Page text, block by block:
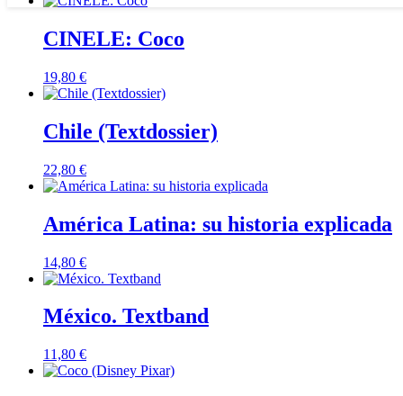
CINELE: Coco
19,80 €
Chile (Textdossier)
22,80 €
América Latina: su historia explicada
14,80 €
México. Textband
11,80 €